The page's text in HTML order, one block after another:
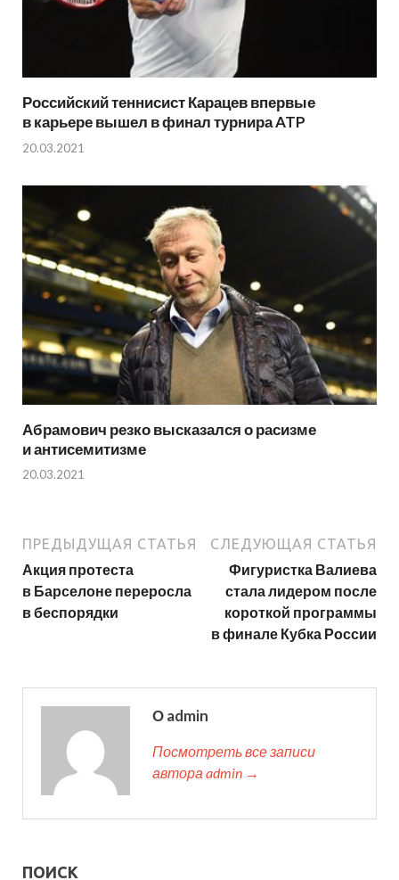
Российский теннисист Карацев впервые
в карьере вышел в финал турнира ATP
20.03.2021
Абрамович резко высказался о расизме
и антисемитизме
20.03.2021
ПРЕДЫДУЩАЯ СТАТЬЯ
Акция протеста
в Барселоне переросла
в беспорядки
СЛЕДУЮЩАЯ СТАТЬЯ
Фигуристка Валиева
стала лидером после
короткой программы
в финале Кубка России
О admin
Посмотреть все записи
автора admin →
ПОИСК